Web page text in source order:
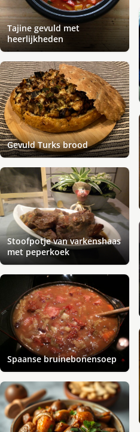
Tajine gevuld met
heerlijkheden
Gevuld Turks brood
Stoofpotje van varkenshaas
met peperkoek
Spaanse bruinebonensoep